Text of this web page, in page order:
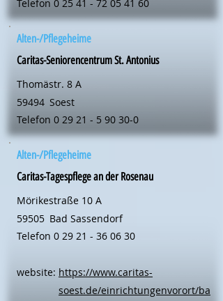
Telefon 0 25 41 - 72 05 41 60
Alten-/Pflegeheime
Caritas-Seniorencentrum St. Antonius
Thomästr. 8 A
59494 Soest
Telefon 0 29 21 - 5 90 30-0
Alten-/Pflegeheime
Caritas-Tagespflege an der Rosenau
Mörikestraße 10 A
59505 Bad Sassendorf
Telefon 0 29 21 - 36 06 30
website: https://www.caritas-
soest.de/einrichtungenvorort/ba